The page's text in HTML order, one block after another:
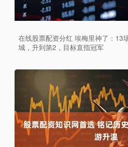
在线股票配资分红 埃梅里神了：13
城，升到第2，目标直指冠军